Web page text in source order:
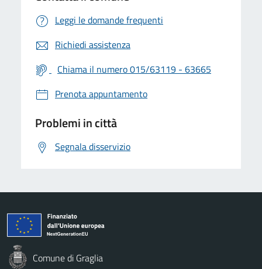
Leggi le domande frequenti
Richiedi assistenza
Chiama il numero 015/63119 - 63665
Prenota appuntamento
Problemi in città
Segnala disservizio
Comune di Graglia